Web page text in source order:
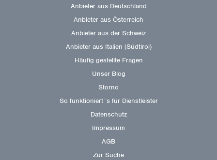
Anbieter aus Deutschland
Anbieter aus Österreich
Anbieter aus der Schweiz
Anbieter aus Italien (Südtirol)
Häufig gestellte Fragen
Unser Blog
Storno
So funktioniert´s für Dienstleister
Datenschutz
Impressum
AGB
Zur Suche